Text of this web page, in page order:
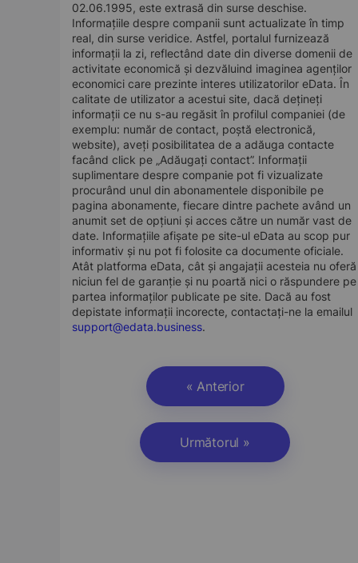
02.06.1995, este extrasă din surse deschise.
Informațiile despre companii sunt actualizate în timp
real, din surse veridice. Astfel, portalul furnizează
informații la zi, reflectând date din diverse domenii de
activitate economică și dezvăluind imaginea agenților
economici care prezinte interes utilizatorilor eData. În
calitate de utilizator a acestui site, dacă dețineți
informații ce nu s-au regăsit în profilul companiei (de
exemplu: număr de contact, poștă electronică,
website), aveți posibilitatea de a adăuga contacte
facând click pe „Adăugați contact”. Informații
suplimentare despre companie pot fi vizualizate
procurând unul din abonamentele disponibile pe
pagina abonamente, fiecare dintre pachete având un
anumit set de opțiuni și acces către un număr vast de
date. Informațiile afișate pe site-ul eData au scop pur
informativ și nu pot fi folosite ca documente oficiale.
Atât platforma eData, cât și angajații acesteia nu oferă
niciun fel de garanție și nu poartă nici o răspundere pe
partea informaților publicate pe site. Dacă au fost
depistate informații incorecte, contactați-ne la emailul
support@edata.business.
« Anterior
Următorul »